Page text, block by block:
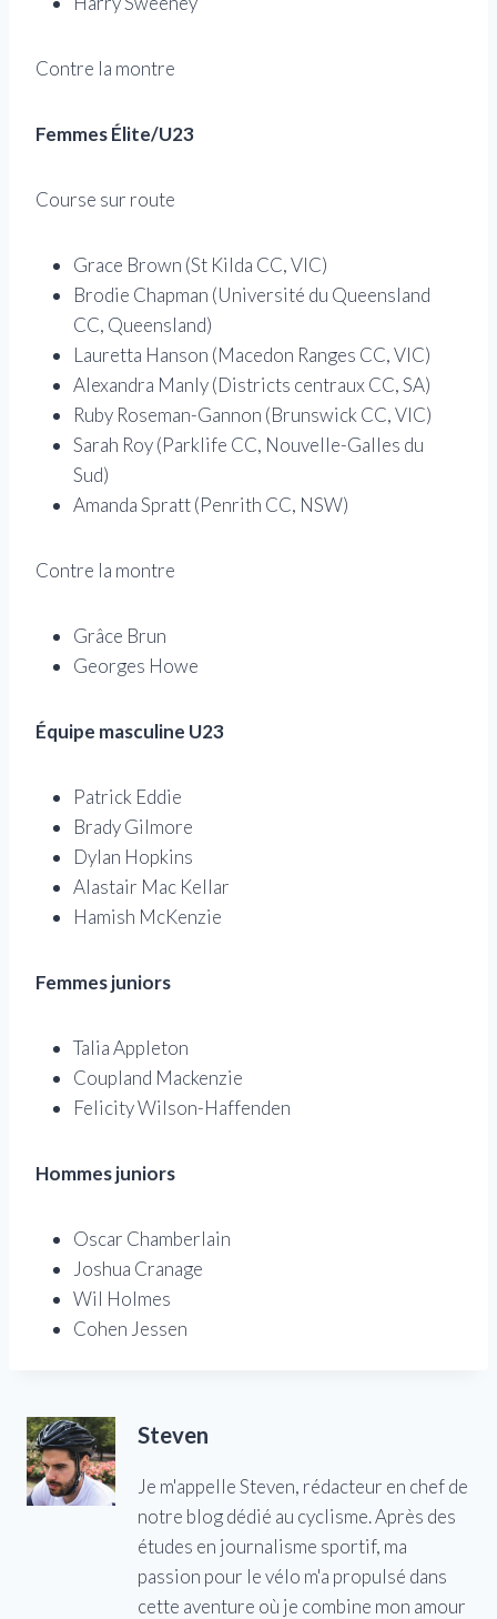
Contre la montre
Femmes Élite/U23
Course sur route
Grace Brown (St Kilda CC, VIC)
Brodie Chapman (Université du Queensland
CC, Queensland)
Lauretta Hanson (Macedon Ranges CC, VIC)
Alexandra Manly (Districts centraux CC, SA)
Ruby Roseman-Gannon (Brunswick CC, VIC)
Sarah Roy (Parklife CC, Nouvelle-Galles du
Sud)
Amanda Spratt (Penrith CC, NSW)
Contre la montre
Grâce Brun
Georges Howe
Équipe masculine U23
Patrick Eddie
Brady Gilmore
Dylan Hopkins
Alastair Mac Kellar
Hamish McKenzie
Femmes juniors
Talia Appleton
Coupland Mackenzie
Felicity Wilson-Haffenden
Hommes juniors
Oscar Chamberlain
Joshua Cranage
Wil Holmes
Cohen Jessen
Steven
Je m'appelle Steven, rédacteur en chef de
notre blog dédié au cyclisme. Après des
études en journalisme sportif, ma
passion pour le vélo m'a propulsé dans
cette aventure où je combine mon amour